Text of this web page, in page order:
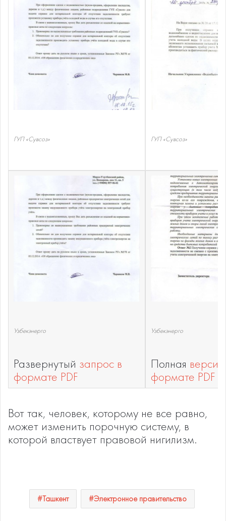
ГУП «Сувсоз» ГУП «Сувсоз»
Узбекэнерго
Развернутый запрос в
формате PDF
Узбекэнерго
Полная
формате PDF
Вот так, человек, которому не все равно,
может изменить порочную систему, в
которой властвует правовой нигилизм.
Ташкент Электронное правительство